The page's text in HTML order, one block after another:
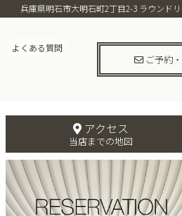
兵庫県明石市大明石町2丁目2-3 ラウンドリ
よくある質問
ご予約
アクセス
当店までの地図